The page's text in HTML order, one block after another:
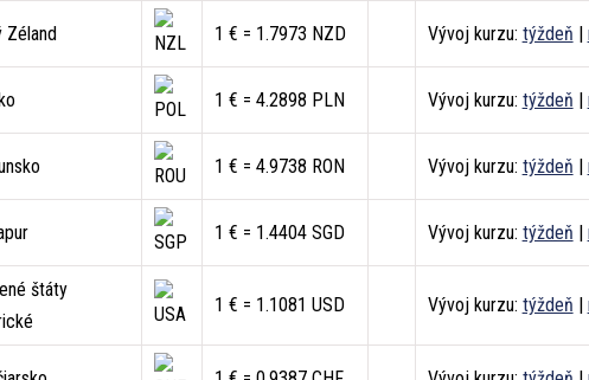
Zéland 1 € = 1.7973 NZD Vývoj kurzu: týždeň |
1 € = 4.2898 PLN Vývoj kurzu: týždeň |
1 € = 4.9738 RON Vývoj kurzu: týždeň |
1 € = 1.4404 SGD Vývoj kurzu: týždeň |
štáty
1 € = 1.1081 USD Vývoj kurzu: týždeň |